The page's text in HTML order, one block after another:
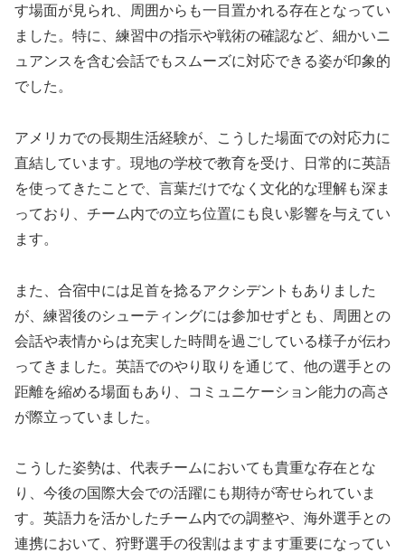
す場面が見られ、周囲からも一目置かれる存在となってい
ました。特に、練習中の指示や戦術の確認など、細かいニ
ュアンスを含む会話でもスムーズに対応できる姿が印象的
でした。
アメリカでの長期生活経験が、こうした場面での対応力に
直結しています。現地の学校で教育を受け、日常的に英語
を使ってきたことで、言葉だけでなく文化的な理解も深ま
っており、チーム内での立ち位置にも良い影響を与えてい
ます。
また、合宿中には足首を捻るアクシデントもありました
が、練習後のシューティングには参加せずとも、周囲との
会話や表情からは充実した時間を過ごしている様子が伝わ
ってきました。英語でのやり取りを通じて、他の選手との
距離を縮める場面もあり、コミュニケーション能力の高さ
が際立っていました。
こうした姿勢は、代表チームにおいても貴重な存在とな
り、今後の国際大会での活躍にも期待が寄せられていま
す。英語力を活かしたチーム内での調整や、海外選手との
連携において、狩野選手の役割はますます重要になってい